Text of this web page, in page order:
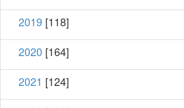
2019 [118]
2020 [164]
2021 [124]